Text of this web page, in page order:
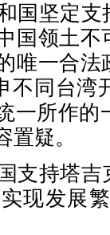
国坚定
国领土
唯一合
不同台
一所作的
疑。
支持塔
现发展